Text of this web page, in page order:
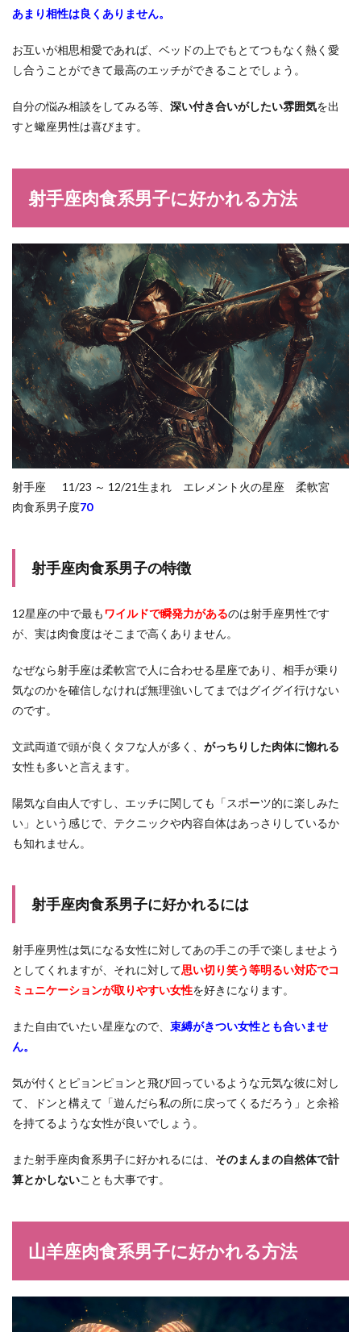
あまり相性は良くありません。
お互いが相思相愛であれば、ベッドの上でもとてつもなく熱く愛
し合うことができて最高のエッチができることでしょう。
自分の悩み相談をしてみる等、 深い付き合いがしたい雰囲気を出
すと蠍座男性は喜びます。
射手座肉食系男子に好かれる方法
射手座 11/23 ～ 12/21生まれ エレメント火の星座 柔軟宮
肉食系男子度70
射手座肉食系男子の特徴
12星座の中で最もワイルドで瞬発力があるのは射手座男性です
が、実は肉食度はそこまで高くありません。
なぜなら射手座は柔軟宮で人に合わせる星座であり、相手が乗り
気なのかを確信しなければ無理強いしてまではグイグイ行けない
のです。
文武両道で頭が良くタフな人が多く、 がっちりした肉体に惚れる
女性も多いと言えます。
陽気な自由人ですし、エッチに関しても「スポーツ的に楽しみた
い」という感じで、テクニックや内容自体はあっさりしているか
も知れません。
射手座肉食系男子に好かれるには
射手座男性は気になる女性に対してあの手この手で楽しませよう
としてくれますが、それに対して思い切り笑う等明るい対応でコ
ミュニケーションが取りやすい女性を好きになります。
また自由でいたい星座なので、 束縛がきつい女性とも合いませ
ん。
気が付くとピョンピョンと飛び回っているような元気な彼に対し
て、ドンと構えて「遊んだら私の所に戻ってくるだろう」と余裕
を持てるような女性が良いでしょう。
また射手座肉食系男子に好かれるには、 そのまんまの自然体で計
算とかしないことも大事です。
山羊座肉食系男子に好かれる方法